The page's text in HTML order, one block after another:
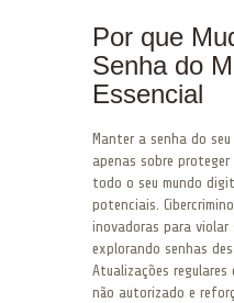
Por que
Senha do
Essencial
Manter a senha do
apenas sobre
todo o seu mundo
potenciais.
inovadoras para violar
explorando senhas
Atualizações regulares
não autorizado e